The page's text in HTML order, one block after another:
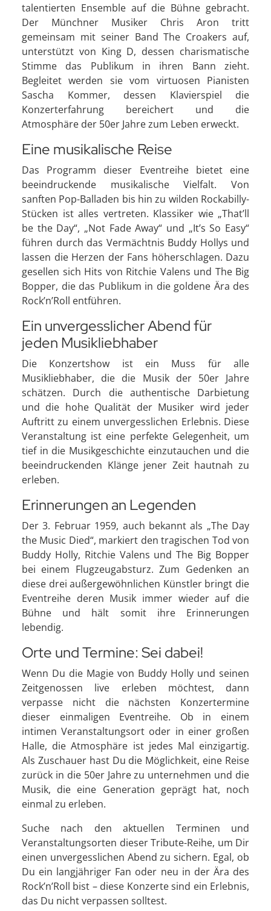
talentierten Ensemble auf die Bühne gebracht.
Der Münchner Musiker Chris Aron tritt
gemeinsam mit seiner Band The Croakers auf,
unterstützt von King D, dessen charismatische
Stimme das Publikum in ihren Bann zieht.
Begleitet werden sie vom virtuosen Pianisten
Sascha Kommer, dessen Klavierspiel die
Konzerterfahrung bereichert und die
Atmosphäre der 50er Jahre zum Leben erweckt.
Eine musikalische Reise
Das Programm dieser Eventreihe bietet eine
beeindruckende musikalische Vielfalt. Von
sanften Pop-Balladen bis hin zu wilden Rockabilly-
Stücken ist alles vertreten. Klassiker wie „That’ll
be the Day“, „Not Fade Away“ und „It’s So Easy“
führen durch das Vermächtnis Buddy Hollys und
lassen die Herzen der Fans höherschlagen. Dazu
gesellen sich Hits von Ritchie Valens und The Big
Bopper, die das Publikum in die goldene Ära des
Rock’n’Roll entführen.
Ein unvergesslicher Abend für
jeden Musikliebhaber
Die Konzertshow ist ein Muss für alle
Musikliebhaber, die die Musik der 50er Jahre
schätzen. Durch die authentische Darbietung
und die hohe Qualität der Musiker wird jeder
Auftritt zu einem unvergesslichen Erlebnis. Diese
Veranstaltung ist eine perfekte Gelegenheit, um
tief in die Musikgeschichte einzutauchen und die
beeindruckenden Klänge jener Zeit hautnah zu
erleben.
Erinnerungen an Legenden
Der 3. Februar 1959, auch bekannt als „The Day
the Music Died“, markiert den tragischen Tod von
Buddy Holly, Ritchie Valens und The Big Bopper
bei einem Flugzeugabsturz. Zum Gedenken an
diese drei außergewöhnlichen Künstler bringt die
Eventreihe deren Musik immer wieder auf die
Bühne und hält somit ihre Erinnerungen
lebendig.
Orte und Termine: Sei dabei!
Wenn Du die Magie von Buddy Holly und seinen
Zeitgenossen live erleben möchtest, dann
verpasse nicht die nächsten Konzertermine
dieser einmaligen Eventreihe. Ob in einem
intimen Veranstaltungsort oder in einer großen
Halle, die Atmosphäre ist jedes Mal einzigartig.
Als Zuschauer hast Du die Möglichkeit, eine Reise
zurück in die 50er Jahre zu unternehmen und die
Musik, die eine Generation geprägt hat, noch
einmal zu erleben.
Suche nach den aktuellen Terminen und
Veranstaltungsorten dieser Tribute-Reihe, um Dir
einen unvergesslichen Abend zu sichern. Egal, ob
Du ein langjähriger Fan oder neu in der Ära des
Rock’n’Roll bist – diese Konzerte sind ein Erlebnis,
das Du nicht verpassen solltest.